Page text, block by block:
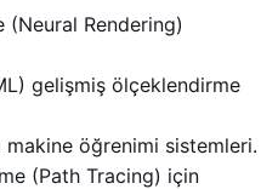
(Neural Rendering)
gelişmiş ölçeklendirme
makine öğrenimi sistemleri.
(Path Tracing) için